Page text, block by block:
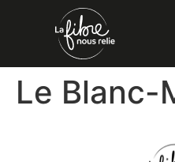
Le Blanc-